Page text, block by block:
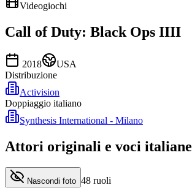
Videogiochi
Call of Duty: Black Ops IIII
2018
USA
Distribuzione
Activision
Doppiaggio italiano
Synthesis International - Milano
Attori originali e voci italiane
Nascondi foto 48 ruoli